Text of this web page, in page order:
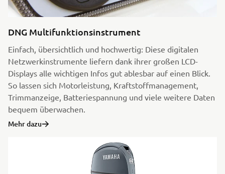
DNG Multifunktionsinstrument
Einfach, übersichtlich und hochwertig: Diese digitalen
Netzwerkinstrumente liefern dank ihrer großen LCD-
Displays alle wichtigen Infos gut ablesbar auf einen Blick.
So lassen sich Motorleistung, Kraftstoffmanagement,
Trimmanzeige, Batteriespannung und viele weitere Daten
bequem überwachen.
Mehr dazu